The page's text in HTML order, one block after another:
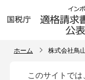
ホーム 株式会社鳥
このサイトで